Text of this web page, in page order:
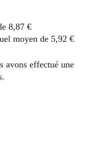
8,87 €
moyen de 5,92 €
avons effectué une